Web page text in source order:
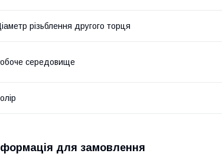
різьблення другого торця
середовище
для замовлення